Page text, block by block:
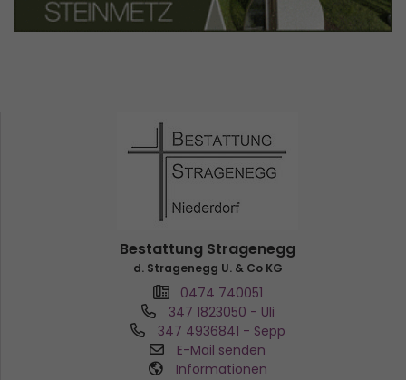
Bestattung Stragenegg
d. Stragenegg U. & Co KG
0474 740051
347 1823050 - Uli
347 4936841 - Sepp
E-Mail senden
Informationen